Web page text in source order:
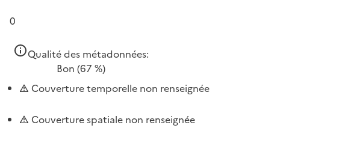
0
Qualité des métadonnées:
Bon (67 %)
Couverture temporelle non renseignée
Couverture spatiale non renseignée